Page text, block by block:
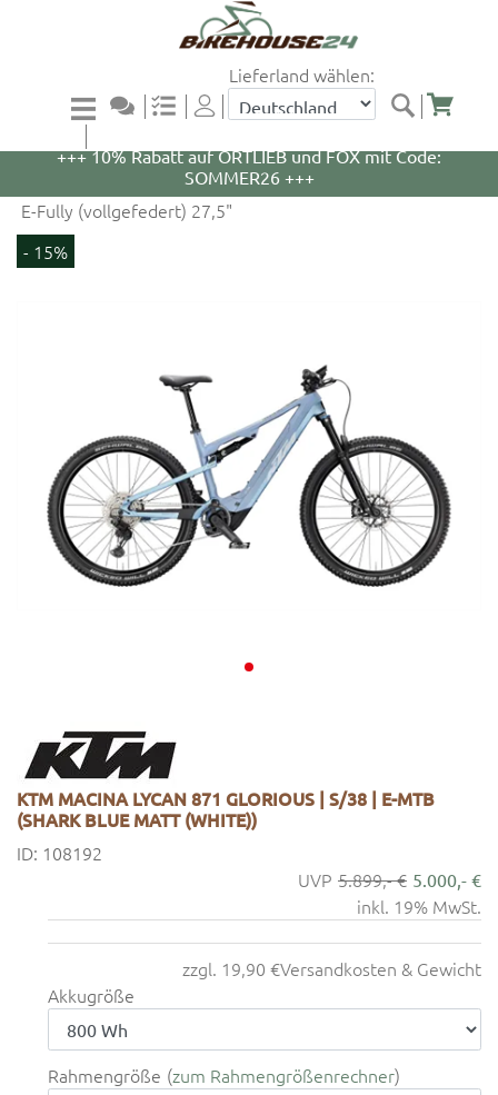
Lieferland wählen:
+++ 5% Rabatt auf WOOM Bikes und Zubehör mit
+++ 10% Rabatt auf ORTLIEB und FOX mit Code:
SOMMER26 +++
E-Fully (vollgefedert) 27,5"
- 15%
KTM MACINA LYCAN 871 GLORIOUS | S/38 | E-MTB
(SHARK BLUE MATT (WHITE))
ID: 108192
5.899,- € 5.000,- €
inkl. 19% MwSt.
zzgl. 19,90 €Versandkosten & Gewicht
Akkugröße
Rahmengröße zum Rahmengrößenrechner